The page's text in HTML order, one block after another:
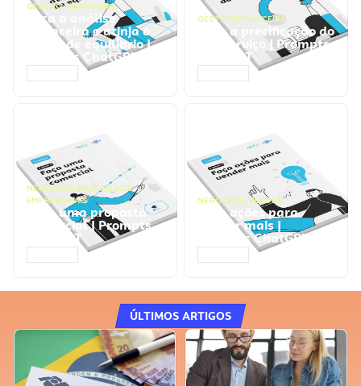
GESTÃO FINANCEIRA
Faça a análise
financeira e atinja o
ponto de equilíbrio |
Prompts ChatGPT
GESTÃO FINANCEIRA
Faça a precificação do
seu serviço | Prompts
ChatGPT
NEGÓCIOS, PROCESSOS
EMPRESARIAIS
Faça uma proposta
comercial | Prompts
ChatGPT
NEGÓCIOS, VENDAS
Faça ações para
vender mais |
Prompts ChatGPT
ÚLTIMOS ARTIGOS